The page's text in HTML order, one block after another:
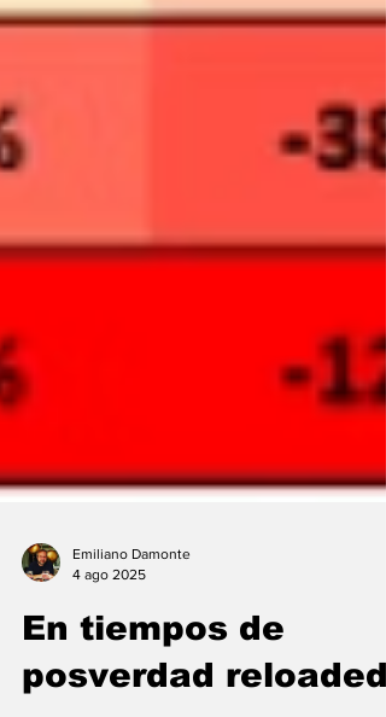
En tiempos de